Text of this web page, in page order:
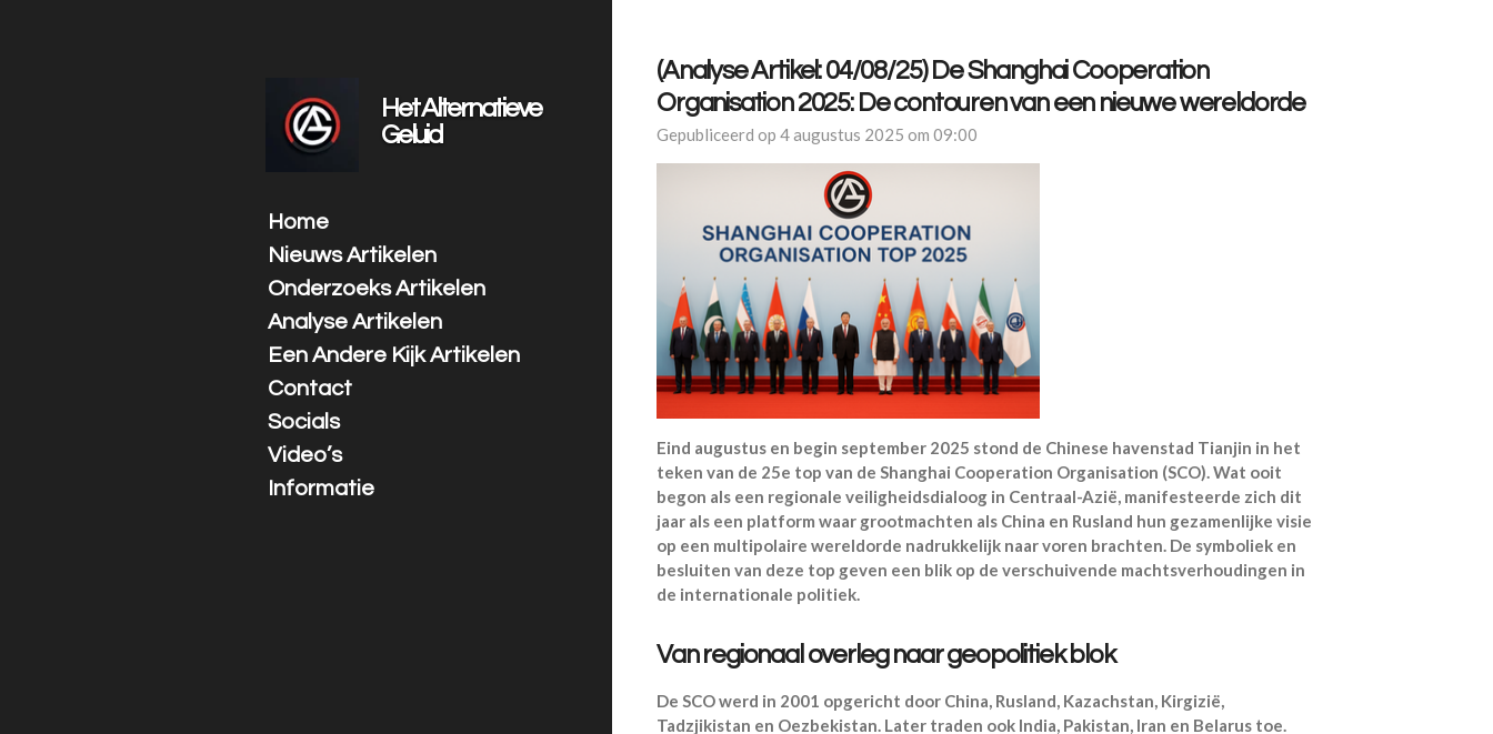
(Analyse Artikel: 04/08/25) De Shanghai Cooperation
Organisation 2025: De contouren van een nieuwe wereldorde
Gepubliceerd op 4 augustus 2025 om 09:00
Eind augustus en begin september 2025 stond de Chinese havenstad Tianjin in het
teken van de 25e top van de Shanghai Cooperation Organisation (SCO). Wat ooit
begon als een regionale veiligheidsdialoog in Centraal-Azië, manifesteerde zich dit
jaar als een platform waar grootmachten als China en Rusland hun gezamenlijke visie
op een multipolaire wereldorde nadrukkelijk naar voren brachten. De symboliek en
besluiten van deze top geven een blik op de verschuivende machtsverhoudingen in
de internationale politiek.
Van regionaal overleg naar geopolitiek blok
De SCO werd in 2001 opgericht door China, Rusland, Kazachstan, Kirgizië,
Tadzjikistan en Oezbekistan. Later traden ook India, Pakistan, Iran en Belarus toe.
Het Alternatieve
Geluid
Home
Nieuws Artikelen
Onderzoeks Artikelen
Analyse Artikelen
Een Andere Kijk Artikelen
Contact
Socials
Video’s
Informatie